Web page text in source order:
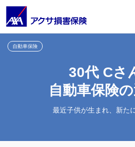
自動車保険
30代 Cさ
自動車保険
最近子供が生まれ、新た